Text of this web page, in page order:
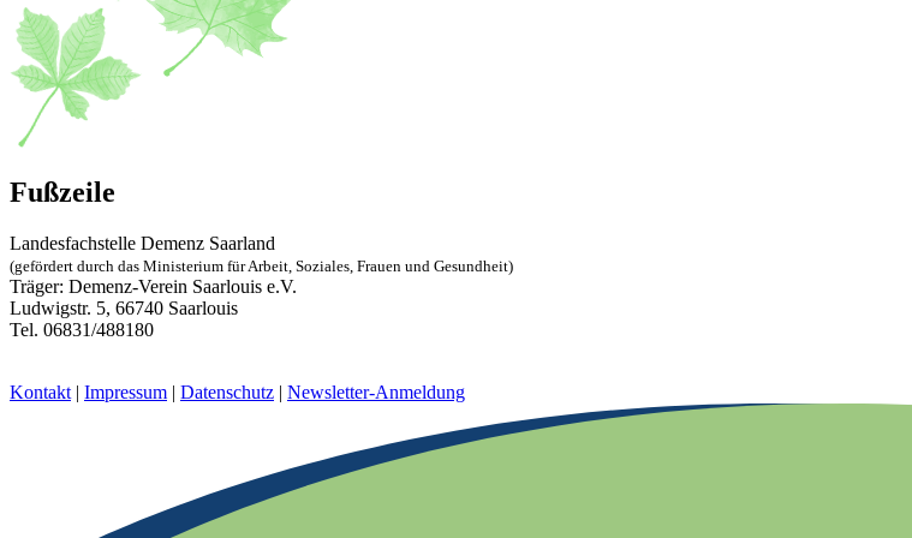
Fußzeile
Landesfachstelle Demenz Saarland
(gefördert durch das Ministerium für Arbeit, Soziales, Frauen und Gesundheit)
Träger: Demenz-Verein Saarlouis e.V.
Ludwigstr. 5, 66740 Saarlouis
Tel. 06831/488180
Kontakt | Impressum | Datenschutz | Newsletter-Anmeldung